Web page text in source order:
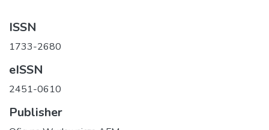
ISSN
1733-2680
eISSN
2451-0610
Publisher